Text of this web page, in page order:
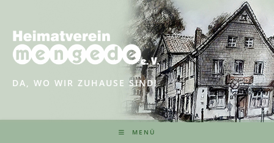
springen
DA, WO WIR ZUHAUSE SIND!
MENÜ